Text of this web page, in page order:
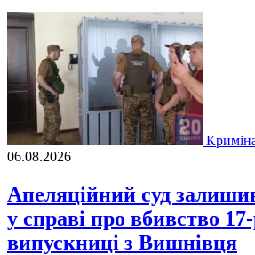
06.08.2026
Апеляційний суд
у справі про вбивство 17-
випускниці з Вишнівця